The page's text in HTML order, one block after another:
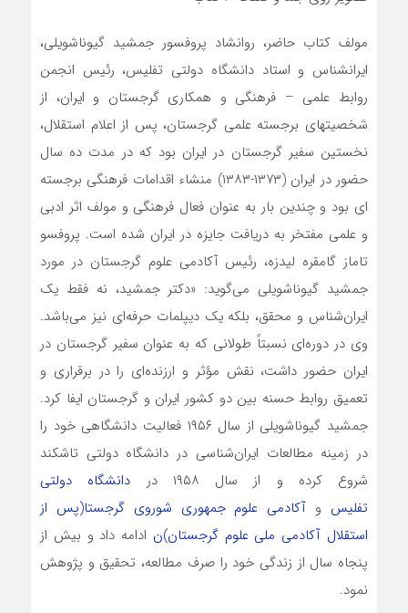
مولف کتاب حاضر، روانشاد پروفسور جمشید گیوناشویلی،
ایرانشناس و استاد دانشگاه دولتی تفلیس، رئیس انجمن
روابط علمی – فرهنگی و همکاری گرجستان و ایران، از
شخصیتهای برجسته علمی گرجستان، پس از اعلام استقلال،
نخستین سفیر گرجستان در ایران بود که در مدت ده سال
حضور در ایران (۱۳۷۳-۱۳۸۳) منشاء اقدامات فرهنگی برجسته
ای بود و چندین بار به عنوان فعال فرهنگی و مولف اثر ادبی
و علمی مفتخر به دریافت جایزه در ایران شده است. پروفسو
تاماز گامقره لیدزه، رئیس آکادمی علوم گرجستان در مورد
جمشید گیوناشویلی می‌گوید: «دکتر جمشید، نه فقط یک
ایران‌شناس و محقق، بلکه یک دیپلمات حرفه‌ای نیز می‌باشد.
وی در دوره‌ای نسبتاً طولانی که به عنوان سفیر گرجستان در
ایران حضور داشت، نقش مؤثر و ارزنده‌ای را در برقراری و
تعمیق روابط حسنه بین دو کشور ایران و گرجستان ایفا کرد.
جمشید گیوناشویلی از سال ۱۹۵۶ فعالیت دانشگاهی خود را
در زمینه مطالعات ایران‌شناسی در دانشگاه دولتی تاشکند
شروع کرده و از سال ۱۹۵۸ در
دانشگاه دولتی
تفلیس و آکادمی علوم جمهوری شوروی گرجستا(پس از
استقلال آکادمی ملی علوم گرجستان)ن ادامه داد و بیش از
پنجاه سال از زندگی خود را صرف مطالعه، تحقیق و پژوهش
نمود.